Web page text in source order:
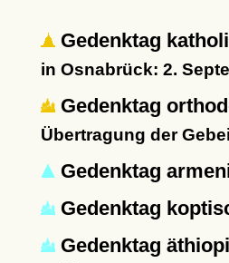
Gedenktag
in Osnabrück: 2.
Gedenktag
Übertragung der
Gedenktag
Gedenktag
Gedenktag